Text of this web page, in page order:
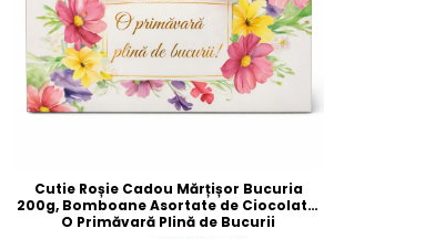
Cutie Roșie Cadou Mărțișor Bucuria
200g, Bomboane Asortate de Ciocolată,
O Primăvară Plină de Bucurii